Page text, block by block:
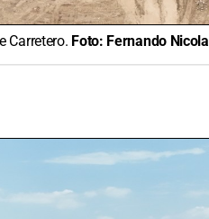
Carretero. Foto: Fernando Nicola